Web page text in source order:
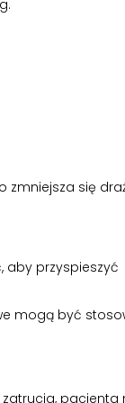
zmniejsza się
aby przyspieszyć
mogą być
pacjenta